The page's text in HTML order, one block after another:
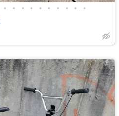
• • • • • • • • • •